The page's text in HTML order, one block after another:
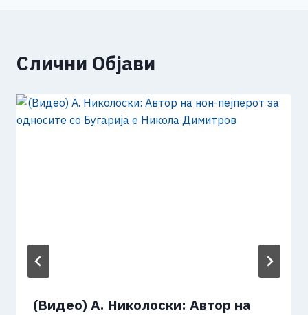
Слични Објави
(Видео) А. Николоски: Автор на